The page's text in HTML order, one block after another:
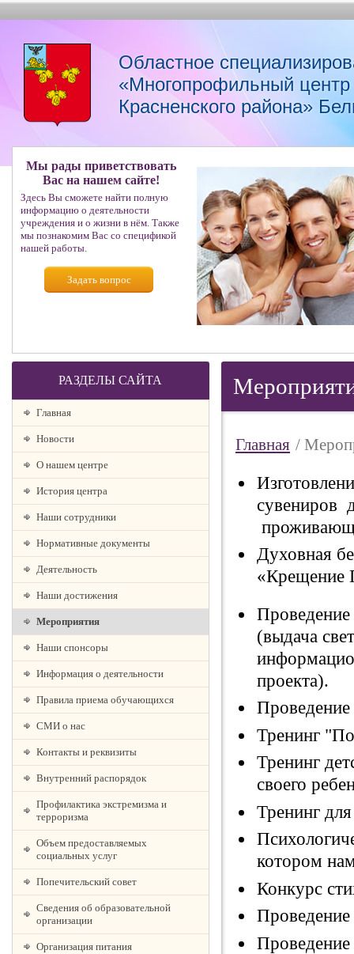
Областное
«Многопрофильный
Красненского района»
Мы рады приветствовать
Вас на нашем сайте!
Здесь Вы сможете найти полную
информацию о деятельности
учреждения и о жизни в нём. Также
мы познакомим Вас со спецификой
нашей работы.
Задать вопрос
РАЗДЕЛЫ САЙТА
Главная
Новости
О нашем центре
История центра
Наши сотрудники
Нормативные документы
Деятельность
Наши достижения
Мероприятия
Наши спонсоры
Информация о деятельности
Правила приема обучающихся
СМИ о нас
Контакты и реквизиты
Внутренний распорядок
Профилактика экстремизма и
терроризма
Объем предоставляемых
социальных услуг
Попечительский совет
Сведения об образовательной
организации
Организация питания
Главная /
сувениров
Духовная
«Крещение
Проведение
(выдача
проекта).
Тренинг
Тренинг
своего
Тренинг
котором
Конкурс
Проведение